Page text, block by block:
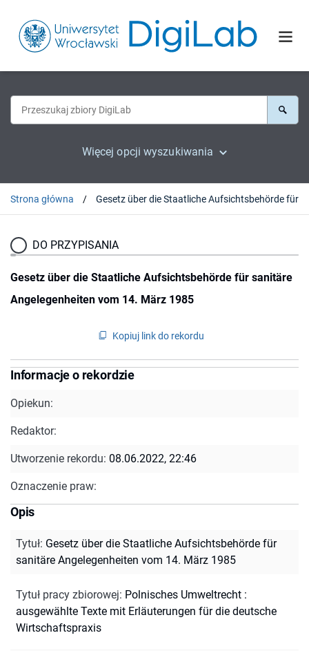
Więcej opcji wyszukiwania
Strona główna
DO PRZYPISANIA
Gesetz über die Staatliche Aufsichtsbehörde für sanitäre
Angelegenheiten vom 14. März 1985
Kopiuj link do rekordu
Informacje o rekordzie
Opiekun:
Redaktor:
Utworzenie rekordu: 08.06.2022, 22:46
Oznaczenie praw:
Opis
Tytuł: Gesetz über die Staatliche Aufsichtsbehörde für
sanitäre Angelegenheiten vom 14. März 1985
Tytuł pracy zbiorowej: Polnisches Umweltrecht :
ausgewählte Texte mit Erläuterungen für die deutsche
Wirtschaftspraxis